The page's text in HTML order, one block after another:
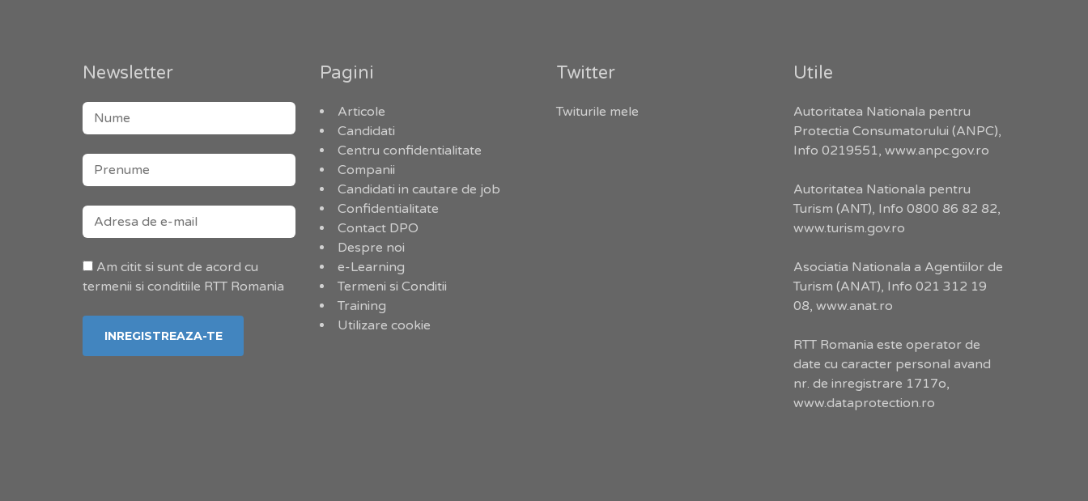
Newsletter
Am citit si sunt de acord cu
termenii si conditiile RTT Romania
Pagini
Articole
Candidati
Centru confidentialitate
Companii
Candidati in cautare de job
Confidentialitate
Contact DPO
Despre noi
e-Learning
Termeni si Conditii
Training
Utilizare cookie
Twitter
Twiturile mele
Utile
Autoritatea Nationala pentru
Protectia Consumatorului (ANPC),
Info 0219551, www.anpc.gov.ro
Autoritatea Nationala pentru
Turism (ANT), Info 0800 86 82 82,
www.turism.gov.ro
Asociatia Nationala a Agentiilor de
Turism (ANAT), Info 021 312 19
08, www.anat.ro
RTT Romania este operator de
date cu caracter personal avand
nr. de inregistrare 1717o,
www.dataprotection.ro